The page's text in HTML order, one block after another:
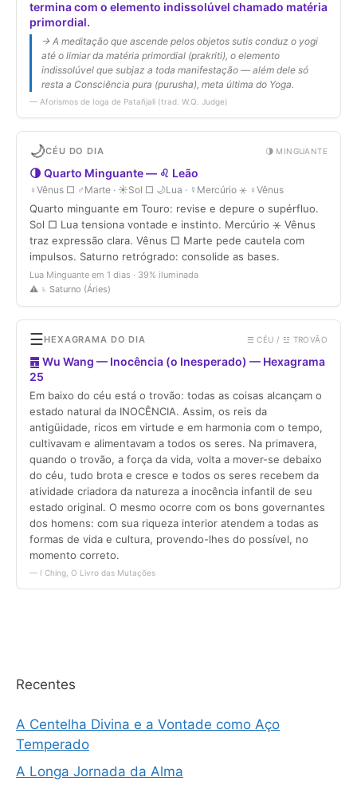
Recentes
A Centelha Divina e a Vontade como Aço
Temperado
A Longa Jornada da Alma